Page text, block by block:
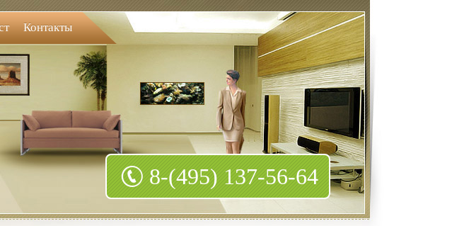
Контакты
8-(495) 137-56-64